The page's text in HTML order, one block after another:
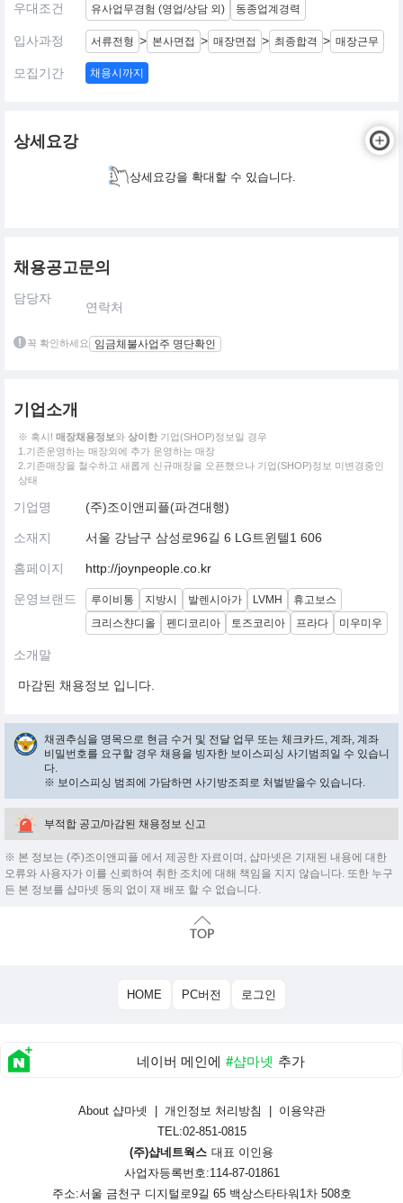
우대조건 유사업무경험 (영업/상담 외) 동종업계경력
입사과정 서류전형 > 본사면접 > 매장면접 > 최종합격 > 매장근무
모집기간 채용시까지
상세요강
상세요강을 확대할 수 있습니다.
채용공고문의
담당자
연락처
꼭 확인하세요 임금체불사업주 명단확인
기업소개
※ 혹시! 매장채용정보와 상이한 기업(SHOP)정보일 경우
1.기존운영하는 매장외에 추가 운영하는 매장
2.기존매장을 철수하고 새롭게 신규매장을 오픈했으나 기업(SHOP)정보 미변경중인
상태
기업명 (주)조이앤피플(파견대행)
소재지 서울 강남구 삼성로96길 6 LG트윈텔1 606
홈페이지 http://joynpeople.co.kr
운영브랜드 루이비통 지방시 발렌시아가 LVMH
휴고보스
크리스챤디올
펜디코리아 토즈코리아 프라다 미우미우
소개말
마감된 채용정보 입니다.
채권추심을 명목으로 현금 수거 및 전달 업무 또는 체크카드, 계좌, 계좌
비밀번호를 요구할 경우 채용을 빙자한 보이스피싱 사기범죄일 수 있습니
다.
※ 보이스피싱 범죄에 가담하면 사기방조죄로 처벌받을수 있습니다.
부적합 공고/마감된 채용정보 신고
※ 본 정보는 (주)조이앤피플 에서 제공한 자료이며, 샵마넷은 기재된 내용에 대한
오류와 사용자가 이를 신뢰하여 취한 조치에 대해 책임을 지지 않습니다. 또한 누구
든 본 정보를 샵마넷 동의 없이 재 배포 할 수 없습니다.
HOME PC버전 로그인
네이버 메인에 #샵마넷 추가
About 샵마넷 개인정보 처리방침
이용약관
TEL:02-851-0815
(주)샵네트웍스 대표 이인용
사업자등록번호:114-87-01861
주소:서울 금천구 디지털로9길 65 백상스타타워1차 508호